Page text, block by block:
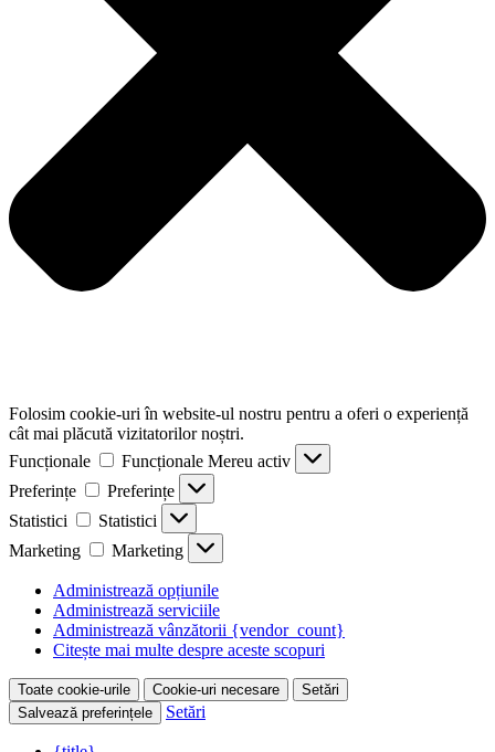
Folosim cookie-uri în website-ul nostru pentru a oferi o experiență
cât mai plăcută vizitatorilor noștri.
Funcționale
Funcționale Mereu activ
Preferințe
Preferințe
Statistici
Statistici
Marketing
Marketing
Administrează opțiunile
Administrează serviciile
Administrează vânzătorii {vendor_count}
Citește mai multe despre aceste scopuri
Toate cookie-urile Cookie-uri necesare
Setări
Salvează preferințele
Setări